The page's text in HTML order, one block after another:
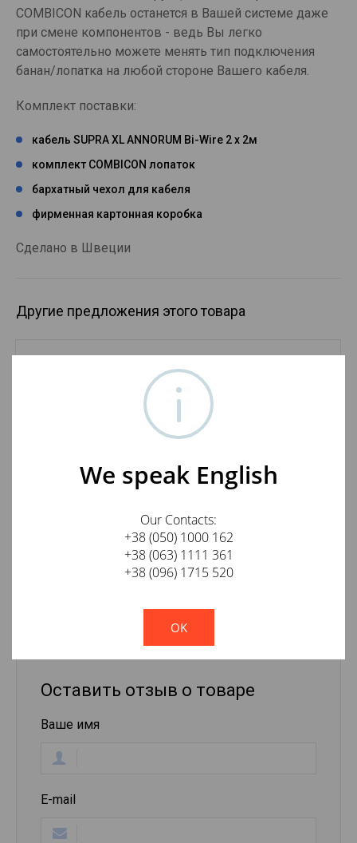
COMBICON кабель останется в Вашей системе даже
при смене компонентов - ведь Вы легко
самостоятельно можете менять тип подключения
банан/лопатка на любой стороне Вашего кабеля.
Комплект поставки:
кабель SUPRA XL ANNORUM Bi-Wire 2 х 2м
комплект COMBICON лопаток
бархатный чехол для кабеля
фирменная картонная коробка
Сделано в Швеции
Другие предложения этого товара
Supra XL ANNORUM Bi-Wire Combicon 2х3m
Отзывы о Supra XL ANNORUM Bi-Wire Combicon
Оставить отзыв о товаре
Ваше имя
E-mail
We speak English
Our Contacts:
+38 (050) 1000 162
+38 (063) 1111 361
+38 (096) 1715 520
!
Not valid!
OK